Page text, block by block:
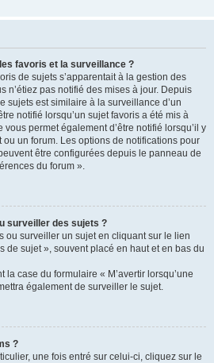
favoris et la surveillance ?
de sujets s’apparentait à la gestion des
n’étiez pas notifié des mises à jour. Depuis
sujets est similaire à la surveillance d’un
notifié lorsqu’un sujet favoris a été mis à
permet également d’être notifié lorsqu’il y
un forum. Les options de notifications pour
être configurées depuis le panneau de
du forum ».
surveiller des sujets ?
ou surveiller un sujet en cliquant sur le lien
de sujet », souvent placé en haut et en bas du
la case du formulaire « M’avertir lorsqu’une
également de surveiller le sujet.
?
une fois entré sur celui-ci, cliquez sur le